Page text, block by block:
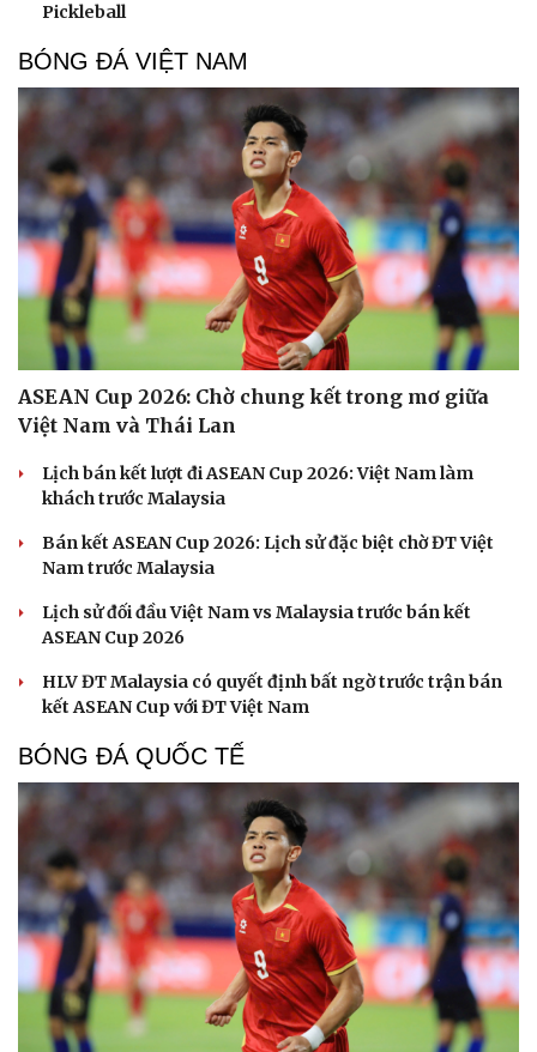
Cải chính
Pickleball
BÓNG ĐÁ VIỆT NAM
ASEAN Cup 2026: Chờ chung kết trong mơ giữa
Việt Nam và Thái Lan
Lịch bán kết lượt đi ASEAN Cup 2026: Việt Nam làm
khách trước Malaysia
Bán kết ASEAN Cup 2026: Lịch sử đặc biệt chờ ĐT Việt
Nam trước Malaysia
Lịch sử đối đầu Việt Nam vs Malaysia trước bán kết
ASEAN Cup 2026
HLV ĐT Malaysia có quyết định bất ngờ trước trận bán
kết ASEAN Cup với ĐT Việt Nam
BÓNG ĐÁ QUỐC TẾ